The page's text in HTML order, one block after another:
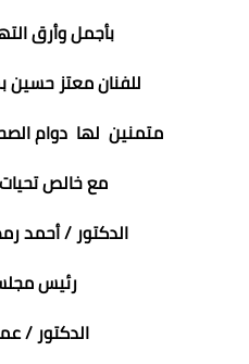
بأجمل وأرق
للفنان معتز حسين
متمنين لها دوام
مع خالص
الدكتور / أحمد
رئيس
الدكتور /